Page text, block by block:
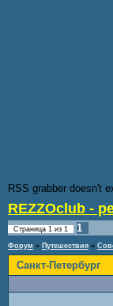
RSS grabber doesn't
REZZOclub -
Страница 1 из 1 1
Форум » Путешествия »
Санкт-Петербург